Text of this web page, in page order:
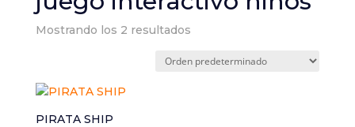
Mostrando los 2 resultados
PIRATA SHIP